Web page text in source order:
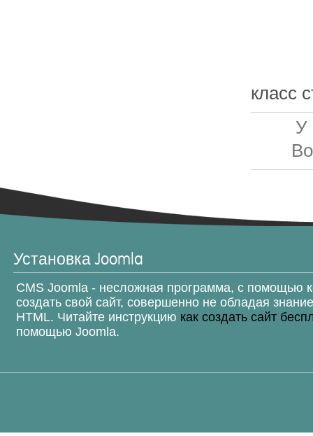
класс
У
Установка Joomla
CMS Joomla - несложная программа, с помощью
создать свой сайт, совершенно не обладая
HTML. Читайте инструкцию как создать сайт
помощью Joomla.